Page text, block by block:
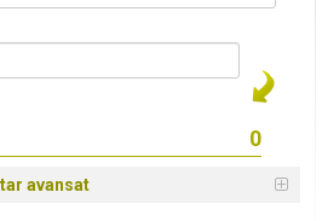
avansat